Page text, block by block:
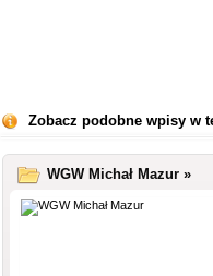
Zobacz podobne wpisy w
WGW Michał Mazur »